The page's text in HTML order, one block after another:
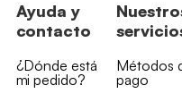
Ayuda y
contacto
¿Dónde está
mi pedido?
Métodos
pago